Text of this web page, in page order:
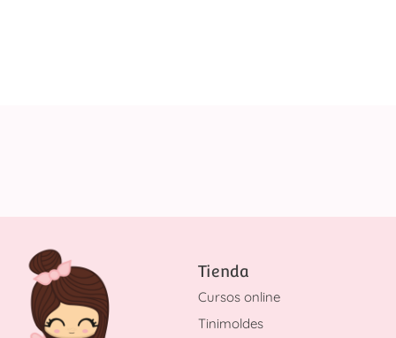
Tienda
Cursos online
Tinimoldes